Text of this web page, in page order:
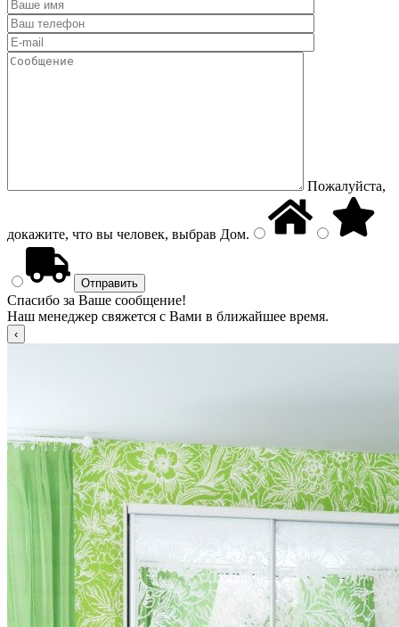
Пожалуйста,
докажите, что вы человек, выбрав Дом.
Спасибо за Ваше сообщение!
Наш менеджер свяжется с Вами в ближайшее время.